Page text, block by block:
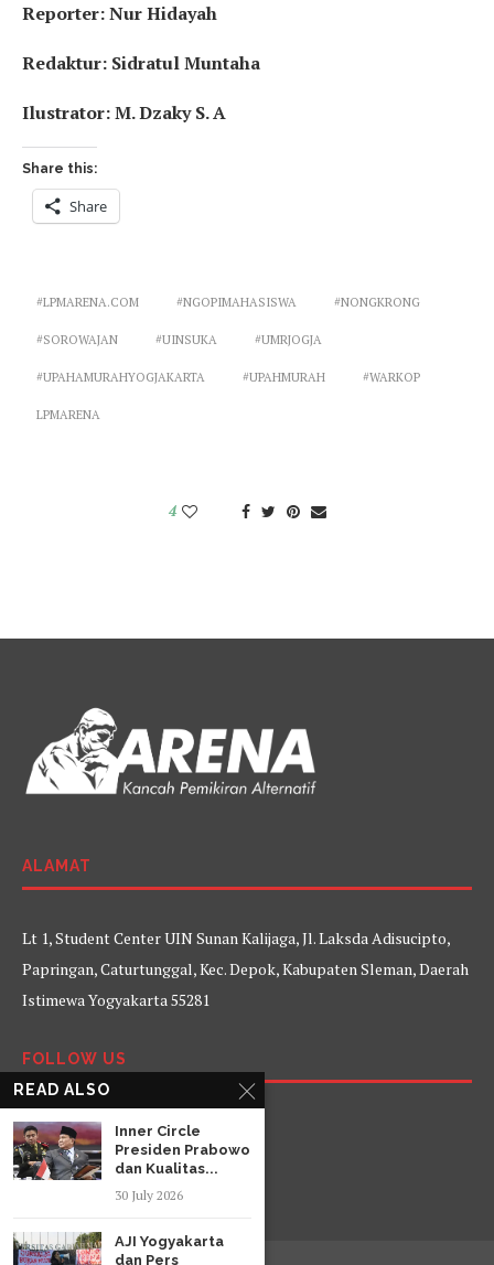
Reporter: Nur Hidayah
Redaktur: Sidratul Muntaha
Ilustrator: M. Dzaky S. A
Share this:
Share
#LPMARENA.COM #NGOPIMAHASISWA #NONGKRONG
#SOROWAJAN #UINSUKA #UMRJOGJA
#UPAHAMURAHYOGJAKARTA #UPAHMURAH #WARKOP
LPMARENA
4
ALAMAT
Lt 1, Student Center UIN Sunan Kalijaga, Jl. Laksda Adisucipto,
Papringan, Caturtunggal, Kec. Depok, Kabupaten Sleman, Daerah
Istimewa Yogyakarta 55281
FOLLOW US
Facebook
TwitterInstagramYouTube
READ ALSO
Inner Circle
Presiden Prabowo
dan Kualitas...
30 July 2026
AJI Yogyakarta
dan Pers